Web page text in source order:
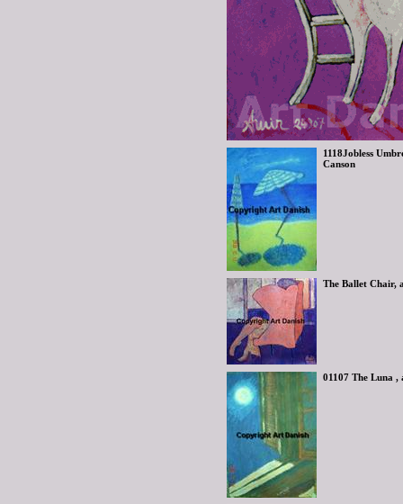
1118Jobless
Canson
The Ballet Chair,
01107 The Luna